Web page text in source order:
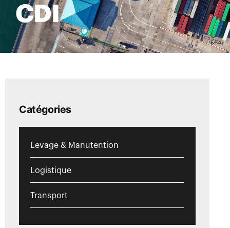
CDI
Catégories
Levage & Manutention
Logistique
Transport